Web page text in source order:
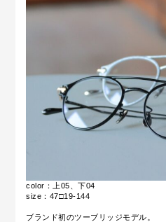
color：上05、下04
size：47□19-144
ブランド初のツーブリッジモデル。